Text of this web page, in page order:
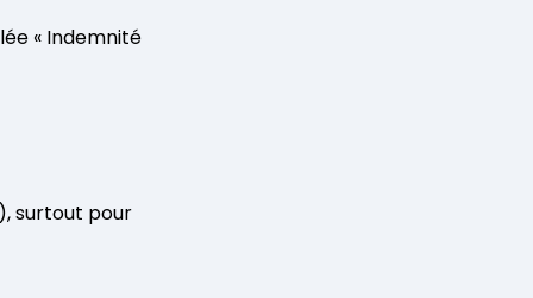
« Indemnité
surtout pour